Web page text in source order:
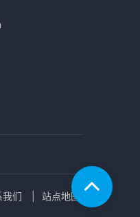
我们 站点地图